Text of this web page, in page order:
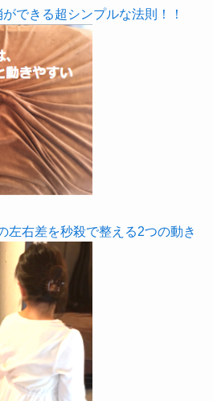
できる超シンプルな法則！！
左右差を秒殺で整える2つの動き